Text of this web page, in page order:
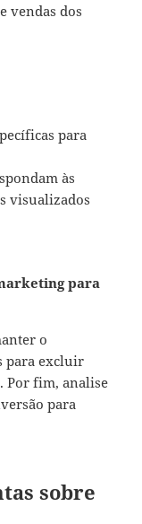
vendas dos
para
às
visualizados
para
o
para excluir
Por fim, analise
para
sobre